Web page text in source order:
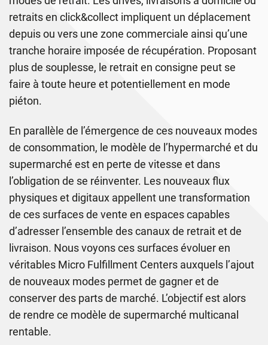
retraits en click&collect impliquent un déplacement
depuis ou vers une zone commerciale ainsi qu’une
tranche horaire imposée de récupération. Proposant
plus de souplesse, le retrait en consigne peut se
faire à toute heure et potentiellement en mode
piéton.
En parallèle de l’émergence de ces nouveaux modes
de consommation, le modèle de l’hypermarché et du
supermarché est en perte de vitesse et dans
l’obligation de se réinventer. Les nouveaux flux
physiques et digitaux appellent une transformation
de ces surfaces de vente en espaces capables
d’adresser l’ensemble des canaux de retrait et de
livraison. Nous voyons ces surfaces évoluer en
véritables Micro Fulfillment Centers auxquels l’ajout
de nouveaux modes permet de gagner et de
conserver des parts de marché. L’objectif est alors
de rendre ce modèle de supermarché multicanal
rentable.